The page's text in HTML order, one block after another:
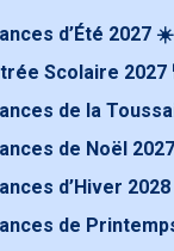
d’Été 2027 ☀️
Scolaire 2027
de la
de Noël
d’Hiver
de